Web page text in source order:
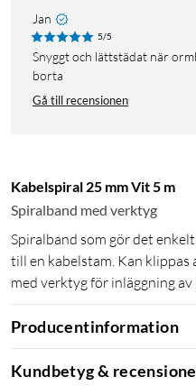
Jan
5/5
Snyggt och lättstädat när ormboet till ljudanläggningen är
borta
Gå till recensionen
Kabelspiral 25 mm Vit 5 m
Spiralband med verktyg
Spiralband som gör det
till en kabelstam. Kan klippas
med verktyg för inläggning
Producentinformation
Kundbetyg &